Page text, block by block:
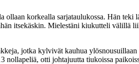
korkealla sarjataulukossa. Hän teki
itsekäskin. Mielestäni kiukutteli välillä
jotka kylvivät kauhua
nollapeliä, otti johtajuutta tiukoissa